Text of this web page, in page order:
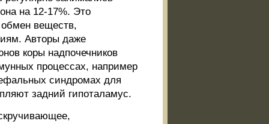
на 12-17%. Это
веществ,
Авторы даже
коры надпочечников
процессах, например
синдромах для
задний гипоталамус.